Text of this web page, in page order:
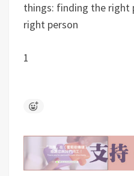
things: finding the right
right person
1